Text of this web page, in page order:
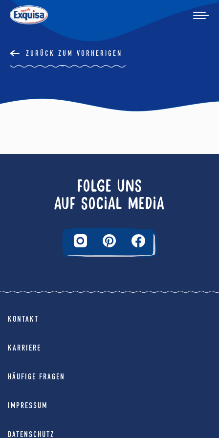
ZURÜCK ZUM VORHERIGEN
FOLGE UNS
AUF SOCIAL MEDIA
KONTAKT
KARRIERE
HÄUFIGE FRAGEN
IMPRESSUM
DATENSCHUTZ